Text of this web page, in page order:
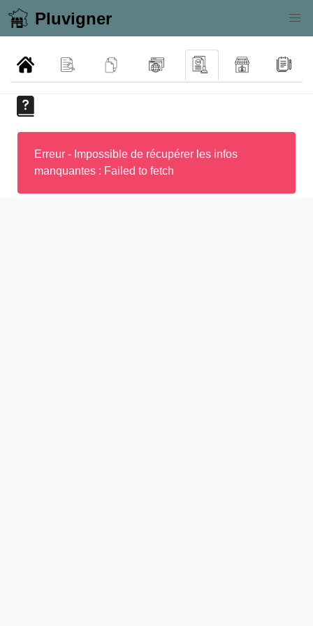
Pluvigner
Erreur - Impossible de récupérer les infos
manquantes : Failed to fetch